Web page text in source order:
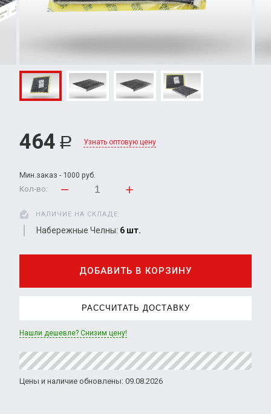
464 Р Узнать оптовую цену
Мин.заказ - 1000 руб.
Кол-во:
НАЛИЧИЕ НА СКЛАДЕ:
Набережные Челны: 6 шт.
ДОБАВИТЬ В КОРЗИНУ
РАССЧИТАТЬ ДОСТАВКУ
Нашли дешевле? Снизим цену!
Цены и наличие обновлены: 09.08.2026